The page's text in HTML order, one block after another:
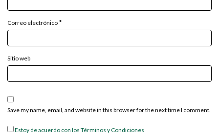
Correo electrónico *
Sitio web
Save my name, email, and website in this browser for the next time I comment.
Estoy de acuerdo con los Términos y Condiciones